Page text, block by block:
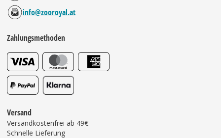
info@zooroyal.at
Zahlungsmethoden
Versand
Versandkostenfrei ab 49€
Schnelle Lieferung